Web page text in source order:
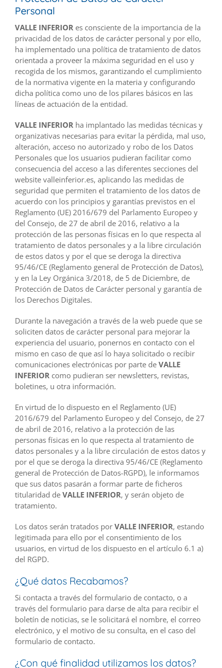
Personal
VALLE INFERIORes consciente de la importancia de la
privacidad de los datos de carácter personal y por ello,
ha implementado una política de tratamiento de datos
orientada a proveer la máxima seguridad en el uso y
recogida de los mismos, garantizando el cumplimiento
de la normativa vigente en la materia y configurando
dicha política como uno de los pilares básicos en las
líneas de actuación de la entidad.
VALLE INFERIORha implantado las medidas técnicas y
organizativas necesarias para evitar la pérdida, mal uso,
alteración, acceso no autorizado y robo de los Datos
Personales que los usuarios pudieran facilitar como
consecuencia del acceso a las diferentes secciones del
website valleinferior.es, aplicando las medidas de
seguridad que permiten el tratamiento de los datos de
acuerdo con los principios y garantías previstos en el
Reglamento (UE) 2016/679 del Parlamento Europeo y
del Consejo, de 27 de abril de 2016, relativo a la
protección de las personas físicas en lo que respecta al
tratamiento de datos personales y a la libre circulación
de estos datos y por el que se deroga la directiva
95/46/CE (Reglamento general de Protección de Datos),
y en la Ley Orgánica 3/2018, de 5 de Diciembre, de
Protección de Datos de Carácter personal y garantía de
los Derechos Digitales.
Durante la navegación a través de la web puede que se
soliciten datos de carácter personal para mejorar la
experiencia del usuario, ponernos en contacto con el
mismo en caso de que así lo haya solicitado o recibir
comunicaciones electrónicas por parte de VALLE
INFERIORcomo pudieran ser newsletters, revistas,
boletines, u otra información.
En virtud de lo dispuesto en el Reglamento (UE)
2016/679 del Parlamento Europeo y del Consejo, de 27
de abril de 2016, relativo a la protección de las
personas físicas en lo que respecta al tratamiento de
datos personales y a la libre circulación de estos datos y
por el que se deroga la directiva 95/46/CE (Reglamento
general de Protección de Datos-RGPD), le informamos
que sus datos pasarán a formar parte de ficheros
titularidad de VALLE INFERIOR, y serán objeto de
tratamiento.
Los datos serán tratados por VALLE INFERIOR, estando
legitimada para ello por el consentimiento de los
usuarios, en virtud de los dispuesto en el artículo 6.1 a)
del RGPD.
¿Qué datos Recabamos?
Si contacta a través del formulario de contacto, o a
través del formulario para darse de alta para recibir el
boletín de noticias, se le solicitará el nombre, el correo
electrónico, y el motivo de su consulta, en el caso del
formulario de contacto.
¿Con qué finalidad utilizamos los datos?